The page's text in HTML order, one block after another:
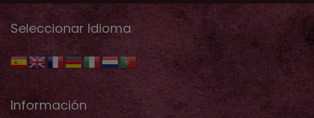
Seleccionar Idioma
Información